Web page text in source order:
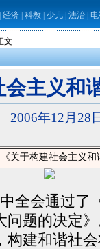
经济 科教 少儿 法治
文
会主义和
年12月28
《关于构建社会主义
会通过了
问题的决定
构建和谐社